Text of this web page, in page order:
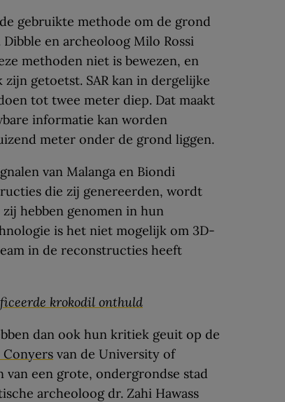
gebruikte methode om de grond
en archeoloog Milo Rossi
methoden niet is bewezen, en
getoetst. SAR kan in dergelijke
tot twee meter diep. Dat maakt
informatie kan worden
meter onder de grond liggen.
van Malanga en Biondi
die zij genereerden, wordt
hebben genomen in hun
is het niet mogelijk om 3D-
in de reconstructies heeft
krokodil onthuld
dan ook hun kritiek geuit op de
Conyers van de University of
van een grote, ondergrondse stad
archeoloog dr. Zahi Hawass